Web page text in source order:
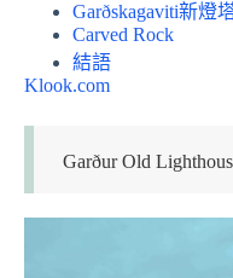
Garðskagaviti新燈
Carved Rock
結語
Klook.com
Garður Old